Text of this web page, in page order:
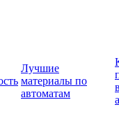
Лучшие
материалы по
автоматам